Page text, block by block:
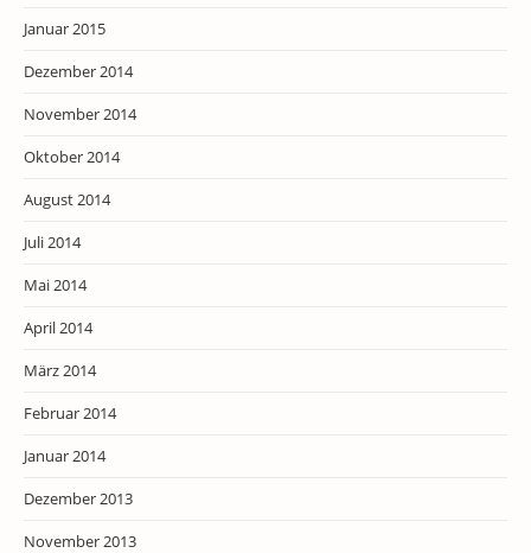
Januar 2015
Dezember 2014
November 2014
Oktober 2014
August 2014
Juli 2014
Mai 2014
April 2014
März 2014
Februar 2014
Januar 2014
Dezember 2013
November 2013